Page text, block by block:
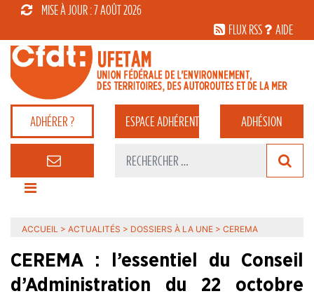
MISE À JOUR : 7 AOÛT 2026
FLUX RSS
AIDE
ADHÉRER ? ESPACEADHÉRENT ADHÉSION
ACCUEIL > ACTUALITÉS > DOSSIERS À LA UNE > CEREMA
CEREMA : l’essentiel du Conseil
d’Administration du 22 octobre